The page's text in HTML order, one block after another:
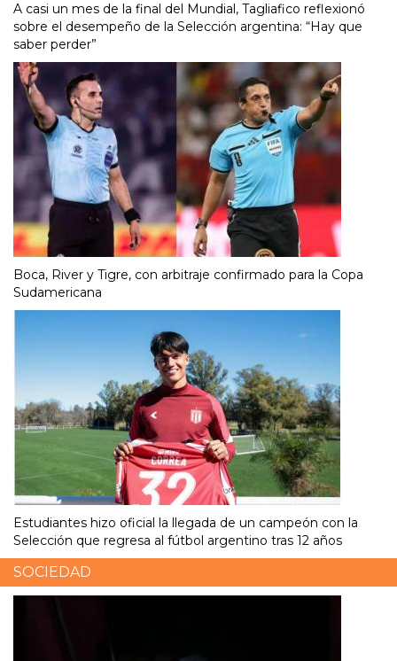
A casi un mes de la final del Mundial, Tagliafico reflexionó
sobre el desempeño de la Selección argentina: “Hay que
saber perder”
Boca, River y Tigre, con arbitraje confirmado para la Copa
Sudamericana
Estudiantes hizo oficial la llegada de un campeón con la
Selección que regresa al fútbol argentino tras 12 años
SOCIEDAD